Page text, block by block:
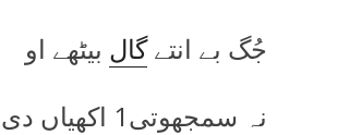
جُگ بے انتےگال بیٹھے او
نہ سمجھوتی1 اکھیاں دی جانی